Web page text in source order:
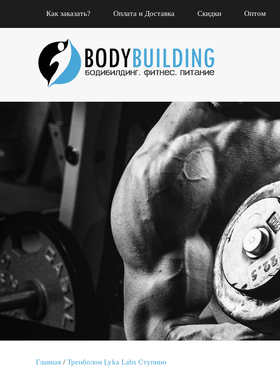
Как заказать? Оплата и Доставка Скидки Оптом
Главная / Тренболон Lyka Labs Ступино